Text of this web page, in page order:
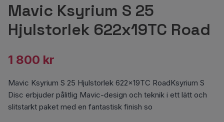
Mavic Ksyrium S 25
Hjulstorlek 622x19TC Road
1 800 kr
Mavic Ksyrium S 25 Hjulstorlek 622x19TC RoadKsyrium S
Disc erbjuder pålitlig Mavic-design och teknik i ett lätt och
slitstarkt paket med en fantastisk finish so